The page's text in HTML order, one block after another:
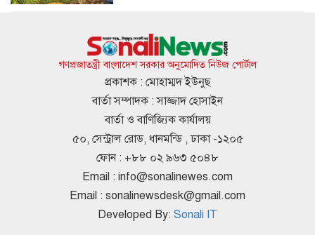
হলের সহপাঠীদের ‘গোপন ছবি’ প্রেমিককে
পাঠাতেন ইবি ছাত্রী
চলতি মাসে চাকরিজীবীদের ৪ দিন ছুটির
হুথিদের হামলায় ইয়েমেনে ৫৮ সেনা নিহত
গণপ্রজাতন্ত্রী বাংলাদেশ সরকার অনুমোদিত নিউজ পোর্টাল
প্রকাশক : মোহাম্মদ ইউনুছ
বার্তা সম্পাদক : সাজ্জাদ হোসাইন
বার্তা ও বাণিজ্যিক কার্যালয়
৫০, সেন্ট্রাল রোড, ধানমন্ডি , ঢাকা -১২০৫
ফোন : +৮৮ ০২ ৯৬৩ ৫০৪৮
Email : info@sonalinewes.com
Email : sonalinewsdesk@gmail.com
Developed By: Sonali IT